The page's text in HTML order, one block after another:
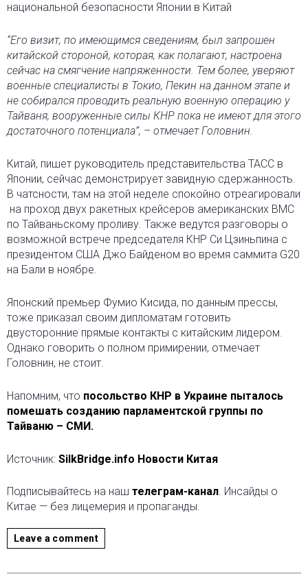
национальной безопасности Японии в Китай
“Его визит, по имеющимся сведениям, был запрошен
китайской стороной, которая, как полагают, настроена
сейчас на смягчение напряженности. Тем более, уверяют
военные специалисты в Токио, Пекин на данном этапе и
не собирался проводить реальную военную операцию у
Тайваня, вооруженные силы КНР пока не имеют для этого
достаточного потенциала”, – отмечает Головнин.
Китай, пишет руководитель представительства ТАСС в
Японии, сейчас демонстрирует завидную сдержанность.
В чатсности, там на этой неделе спокойно отреагировали
на проход двух ракетных крейсеров американских ВМС
по Тайваньскому проливу. Также ведутся разговоры о
возможной встрече председателя КНР Си Цзиньпина с
президентом США Джо Байденом во время саммита G20
на Бали в ноябре.
Японский премьер Фумио Кисида, по данным прессы,
тоже приказал своим дипломатам готовить
двусторонние прямые контакты с китайским лидером.
Однако говорить о полном примирении, отмечает
Головнин, не стоит.
Напомним, что посольство КНР в Украине пыталось
помешать созданию парламентской группы по
Тайваню – СМИ.
Источник: SilkBridge.info Новости Китая
Подписывайтесь на наш телеграм-канал. Инсайды о
Китае — без лицемерия и пропаганды.
Leave a comment